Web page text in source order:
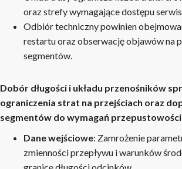
oraz strefy wymagające dostępu
Odbiór techniczny powinien
restartu oraz obserwację objawów na
segmentów.
Dobór długości i układu przenośników
ograniczenia strat na przejściach oraz
segmentów do wymagań
Dane wejściowe: Zamrożenie
zmienności przepływu i warunków